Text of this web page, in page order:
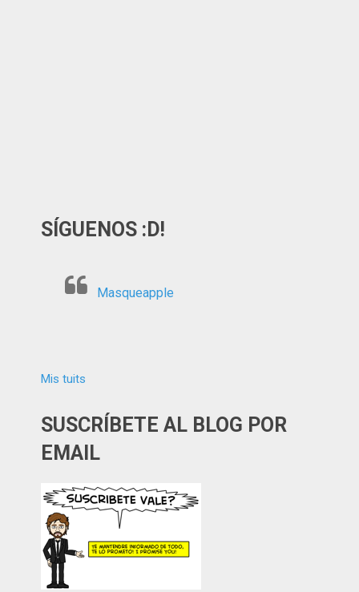
SÍGUENOS :D!
Masqueapple
Mis tuits
SUSCRÍBETE AL BLOG POR
EMAIL